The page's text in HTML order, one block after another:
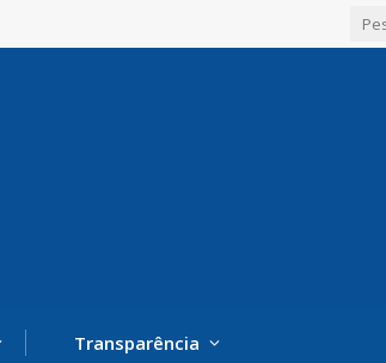
Transparência